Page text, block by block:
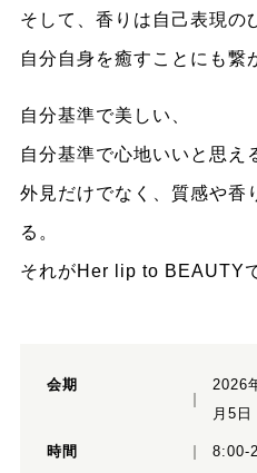
そして、香りは自己表現の
自分自身を癒すことにも繋
自分基準で美しい、
自分基準で心地いいと思え
外見だけでなく、質感や香
る。
それがHer lip to BEAUTY
会期
2026
月5日
時間 8:00-